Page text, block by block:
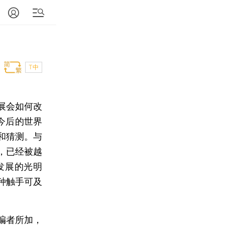
T中
会如何改
后的世界
猜测。与
已经被越
展的光明
触手可及
所加，